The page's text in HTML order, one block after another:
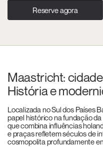
Reserve agora
Maastricht:
História e
Localizada no Sul dos Países
papel histórico na fundação
que combina influências
e praças refletem séculos de
cosmopolita profundamente